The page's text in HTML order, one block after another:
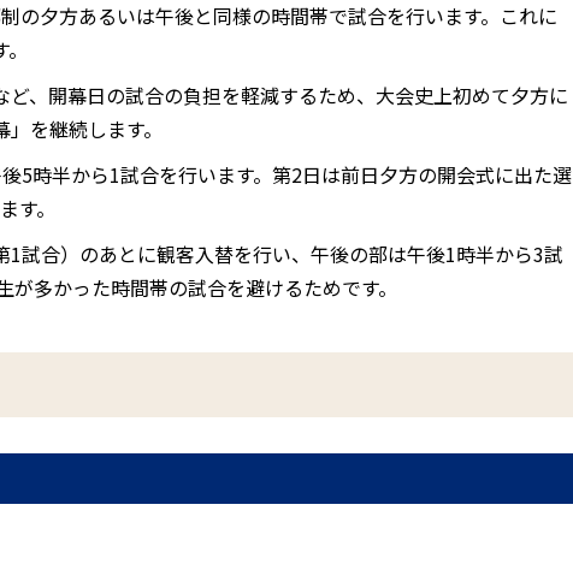
の夕方あるいは午後と同様の時間帯で試合を行います。これに
、開幕日の試合の負担を軽減するため、大会史上初めて夕方に
を継続します。
5時半から1試合を行います。第2日は前日夕方の開会式に出た選
す。
試合）のあとに観客入替を行い、午後の部は午後1時半から3試
多かった時間帯の試合を避けるためです。